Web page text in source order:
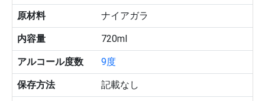
原材料 ナイアガラ
内容量 720ml
アルコール度数 9度
保存方法 記載なし